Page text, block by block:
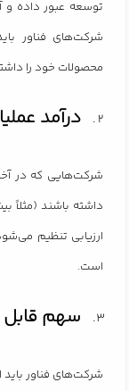
توسعه عبور داده و
شرکت‌های فناور
محصولات خود را
درآمد
شرکت‌هایی که در
داشته باشند
ارزیابی تنظیم
است.
سهم قابل
شرکت‌های فناور